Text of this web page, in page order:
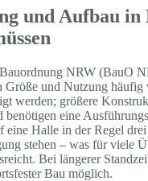
und Aufbau in
NRW (BauO
Größe und Nutzung häufig
werden; größere
benötigen eine
eine Halle in der Regel
stehen – was für viele
Bei längerer
Bau möglich.